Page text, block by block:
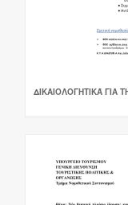
ΔΙΚΑΙΟΛΟΓΗΤΙΚΆ ΓΙΑ